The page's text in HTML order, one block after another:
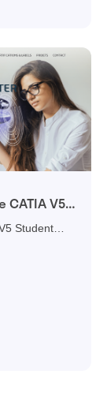
CATIA V5
Student